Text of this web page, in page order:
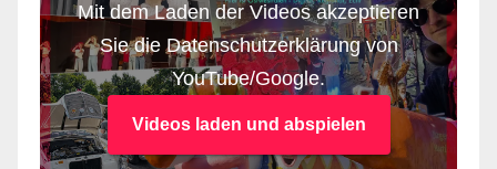
Mit dem Laden der Videos akzeptieren
Sie die Datenschutzerklärung von
YouTube/Google.
Videos laden und abspielen